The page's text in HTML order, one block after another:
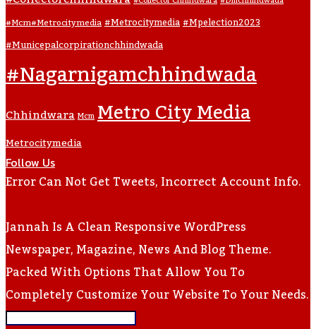
#mcm#metrocitymedia#metrocitymedia#mpelection2023
#municepalcorpirationchhindwada
#nagarnigamchhindwada
ChhindwaraMcmMetro City Media
Metrocitymedia
Follow Us
Error Can Not Get Tweets, Incorrect Account Info.
Jannah Is A Clean Responsive WordPress
Newspaper, Magazine, News And Blog Theme.
Packed With Options That Allow You To
Completely Customize Your Website To Your Needs.
Enter